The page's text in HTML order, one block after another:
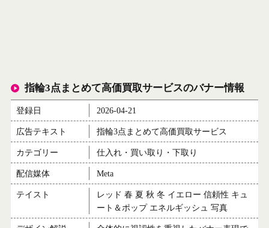
指輪3点まとめて高価買取サービスのバナー情報
登録日 2026-04-21
広告テキスト 指輪3点まとめて高価買取サービス
カテゴリー 仕入れ・買い取り・下取り
配信媒体 Meta
テイスト
レッド 春 夏 秋 冬 イエロー 信頼性 キュ
ート＆ポップ エネルギッシュ 写真